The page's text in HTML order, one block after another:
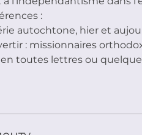
:
autochtone, hier et
: missionnaires
en toutes lettres ou